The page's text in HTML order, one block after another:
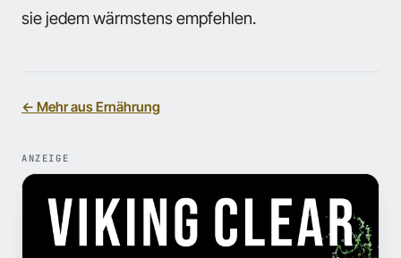
sie jedem wärmstens empfehlen.
← Mehr aus Ernährung
ANZEIGE